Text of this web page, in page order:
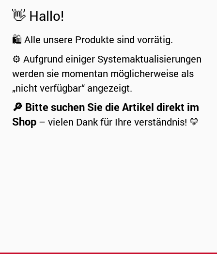
👋 Hallo!
🛍️ Alle unsere Produkte sind vorrätig.
⚙️ Aufgrund einiger Systemaktualisierungen
werden sie momentan möglicherweise als
„nicht verfügbar“ angezeigt.
🔎 Bitte suchen Sie die Artikel direkt im
Shop – vielen Dank für Ihre verständnis! 💛